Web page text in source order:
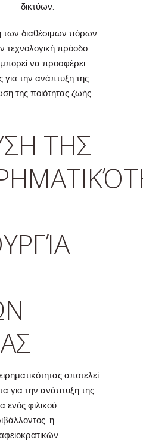
δικτύων.
των διαθέσιμων πόρων,
τεχνολογική πρόοδο
να προσφέρει
για την ανάπτυξη της
της ποιότητας ζωής
ΤΗΣ
αποτελεί
για την ανάπτυξη της
ενός φιλικού
η